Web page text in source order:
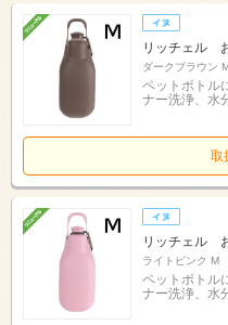
リッチェル
ダークブラウン
ペットボトル
ナー洗浄、水
取
リッチェル
ライトピンク M
ペットボトル
ナー洗浄、水